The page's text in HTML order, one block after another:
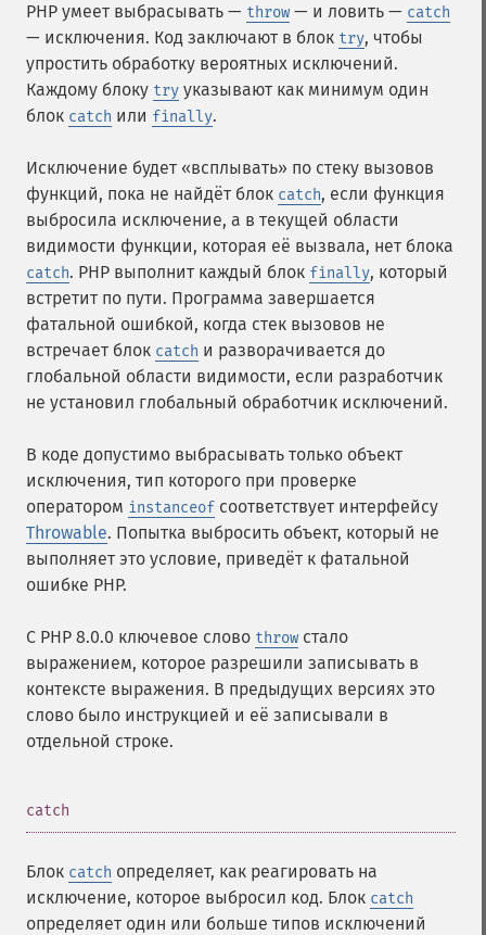
PHP умеет выбрасывать — throw — и ловить — catch
— исключения. Код заключают в блок try, чтобы
упростить обработку вероятных исключений.
Каждому блоку try указывают как минимум один
блок catch или finally.
Исключение будет «всплывать» по стеку вызовов
функций, пока не найдёт блок catch, если функция
выбросила исключение, а в текущей области
видимости функции, которая её вызвала, нет блока
catch. PHP выполнит каждый блок finally, который
встретит по пути. Программа завершается
фатальной ошибкой, когда стек вызовов не
встречает блок catch и разворачивается до
глобальной области видимости, если разработчик
не установил глобальный обработчик исключений.
В коде допустимо выбрасывать только объект
исключения, тип которого при проверке
оператором instanceof соответствует интерфейсу
Throwable. Попытка выбросить объект, который не
выполняет это условие, приведёт к фатальной
ошибке PHP.
С PHP 8.0.0 ключевое слово throw стало
выражением, которое разрешили записывать в
контексте выражения. В предыдущих версиях это
слово было инструкцией и её записывали в
отдельной строке.
catch
Блок catch определяет, как реагировать на
исключение, которое выбросил код. Блок catch
определяет один или больше типов исключений